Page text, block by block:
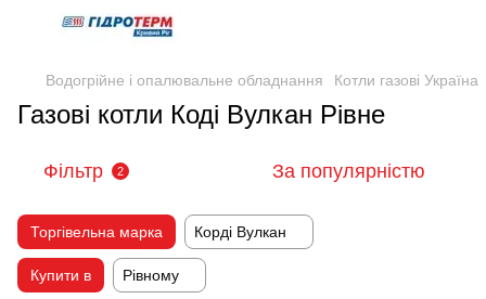
Водогрійне і опалювальне обладнання Котли газові Україна
Газові котли Коді Вулкан Рівне
Фільтр 2 За популярністю
Торгівельна марка Корді Вулкан
Купити в Рівному